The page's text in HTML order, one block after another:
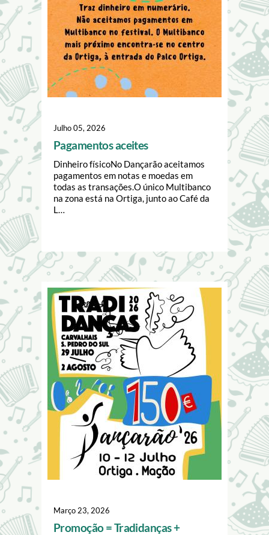
Julho 05, 2026
Pagamentos aceites
Dinheiro físicoNo Dançarão aceitamos
pagamentos em notas e moedas em
todas as transações.O único Multibanco
na zona está na Ortiga, junto ao Café da
L…
Image
Março 23, 2026
Promoção = Tradidanças +